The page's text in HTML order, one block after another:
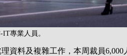
專業人員。
資料及複雜工作，本周裁員